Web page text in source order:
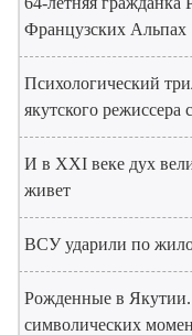
Французских Альпах
Психологический
якутского режиссера
И в XXI веке дух
живет
ВСУ ударили по
Рожденные в
символических